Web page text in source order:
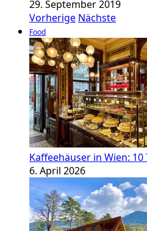
29. September 2019
Vorherige Nächste
Food
Kaffeehäuser in Wien: 10
6. April 2026